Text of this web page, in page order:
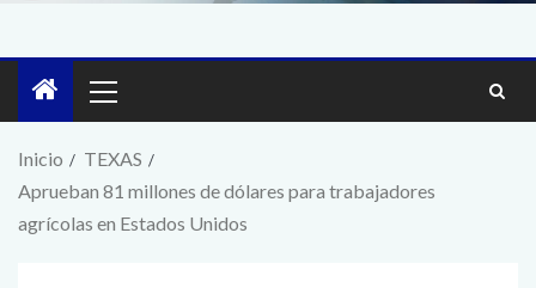
Inicio
TEXAS
Aprueban 81 millones de dólares para trabajadores
agrícolas en Estados Unidos